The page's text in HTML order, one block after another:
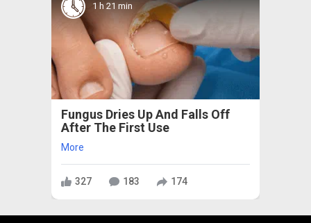
1 h 21 min
Fungus Dries Up And Falls Off
After The First Use
More
327 183 174